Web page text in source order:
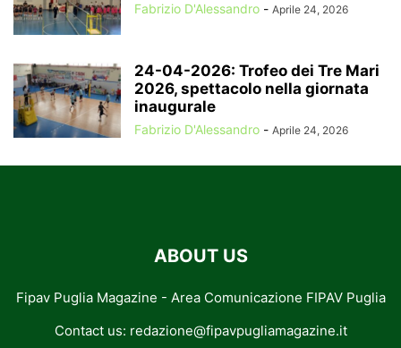
Fabrizio D'Alessandro - Aprile 24, 2026
24-04-2026: Trofeo dei Tre Mari
2026, spettacolo nella giornata
inaugurale
Fabrizio D'Alessandro - Aprile 24, 2026
ABOUT US
Fipav Puglia Magazine - Area Comunicazione FIPAV Puglia
Contact us: redazione@fipavpugliamagazine.it